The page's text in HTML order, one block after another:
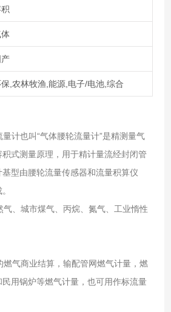
产
,农林牧渔,能源,电子/电池,综合
计也叫“气体腰轮流量计”是精测量气
式测量原理，用于精计量流经封闭管
型由腰轮流量传感器和流量积算仪
、城市煤气、丙烷、氮气、工业惰性
气商业结算，输配管网燃气计量，燃
用锅炉等燃气计量，也可用作标流量